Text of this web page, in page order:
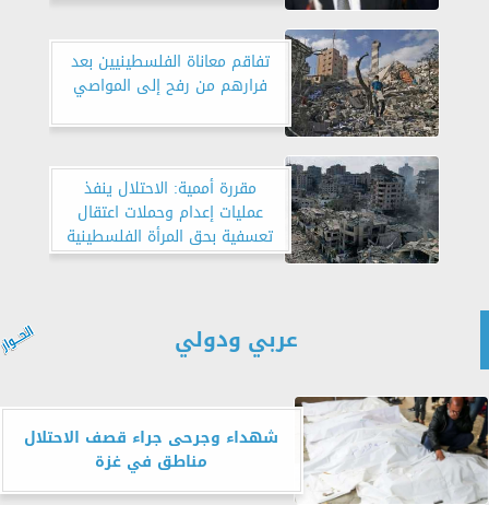
تفاقم معاناة الفلسطينيين بعد
فرارهم من رفح إلى المواصي
مقررة أممية: الاحتلال ينفذ
عمليات إعدام وحملات اعتقال
تعسفية بحق المرأة الفلسطينية
عربي ودولي
شهداء وجرحى جراء قصف الاحتلال
مناطق في غزة